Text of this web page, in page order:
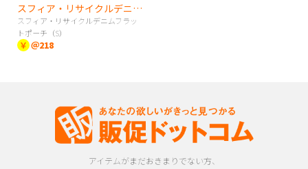
スフィア・リサイクルデニムフラットポーチ（S）
スフィア・リサイクルデニムフラッ
トポーチ（S）
￥ ＠218
アイテムがまだおきまりでない方、